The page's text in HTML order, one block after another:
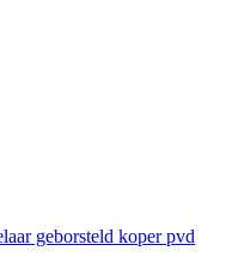
geborsteld koper pvd